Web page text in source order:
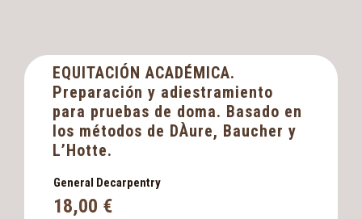
EQUITACIÓN ACADÉMICA.
Preparación y adiestramiento
para pruebas de doma. Basado en
los métodos de DÀure, Baucher y
L’Hotte.
General Decarpentry
18,00 €